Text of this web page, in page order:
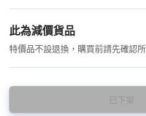
此為預購品
<預購款>因為韓國東大門8月暑
後才陸續返貨⚠️
此為減價貨品
特價品不設退換，購買前請先確認
已下架